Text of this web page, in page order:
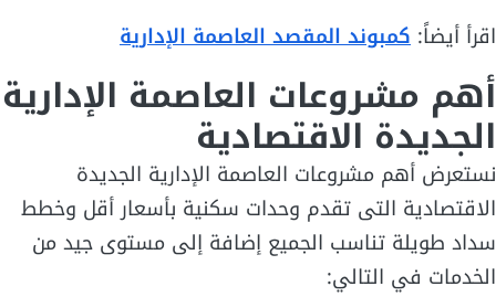
اقرأ أيضاً: كمبوند المقصد العاصمة الإدارية
أهم مشروعات العاصمة الإدارية
الجديدة الاقتصادية
نستعرض أهم مشروعات العاصمة الإدارية الجديدة
الاقتصادية التى تقدم وحدات سكنية بأسعار أقل وخطط
سداد طويلة تناسب الجميع إضافة إلى مستوى جيد من
الخدمات في التالي: